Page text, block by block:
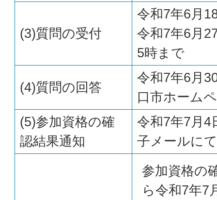
(3)質問の受付
令和7年6月
令和7年6月
5時まで
(4)質問の回答
令和7年6月
口市ホーム
(5)参加資格の確
認結果通知
令和7年7月
子メールに
参加資格の
ら令和7年7